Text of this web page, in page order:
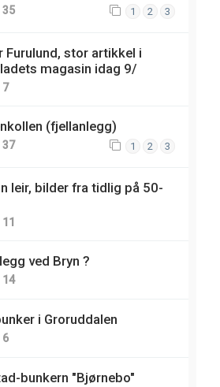
35 1 2 3
Furulund, stor artikkel i
magasin idag 9/
7
(fjellanlegg)
37 1 2 3
leir, bilder fra tidlig på 50-
11
ved Bryn ?
14
i Groruddalen
6
bunkern "Bjørnebo"